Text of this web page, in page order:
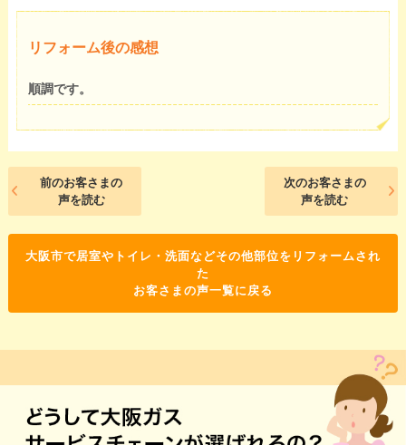
リフォーム後の感想
順調です。
前のお客さまの
声を読む
次のお客さまの
声を読む
大阪市で居室やトイレ・洗面などその他部位をリフォームされ
た
お客さまの声一覧に戻る